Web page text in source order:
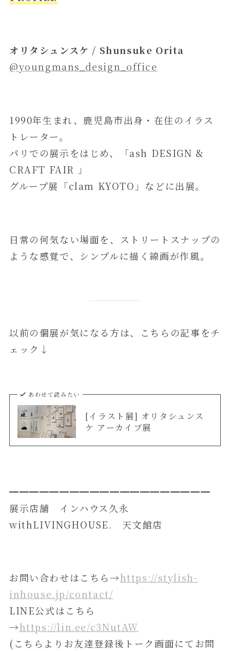
オリタシュンスケ / Shunsuke Orita
@youngmans_design_office
1990年生まれ、鹿児島市出身・在住のイラス
トレーター。
パリでの展示をはじめ、「ash DESIGN &
CRAFT FAIR 」
グループ展「clam KYOTO」などに出展。
日常の何気ない場面を、ストリートスナップの
ような感覚で、シンプルに描く線画が作風。
以前の個展が気になる方は、こちらの記事をチ
ェック↓
あわせて読みたい
[イラスト展] オリタシュンス
ケ アーカイブ展
━━━━━━━━━━━━━━━━━━━━
展示店舗 インハウス久永
withLIVINGHOUSE. 天文館店
お問い合わせはこちら→https://stylish-
inhouse.jp/contact/
LINE公式はこちら
→https://lin.ee/c3NutAW
(こちらよりお友達登録後トーク画面にてお問